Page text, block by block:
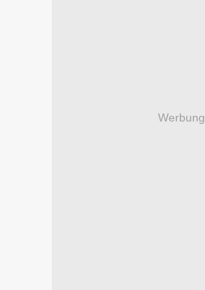
Werbung